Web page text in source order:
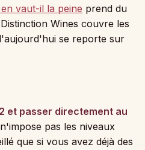
vaut-il la peine prend du
Wines couvre les
se reporte sur
et passer directement au
pas les niveaux
que si vous avez déjà des